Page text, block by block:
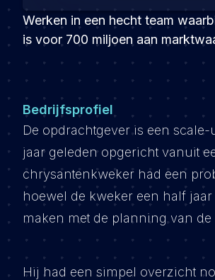
Werken in een hecht team
is voor 700 miljoen aan
Bedrijfsprofiel
De opdrachtgever is een
jaar geleden opgericht vanuit
chrysantenkweker had een
hoewel de kweker een half
maken met de planning van de
Hij had een simpel overzicht